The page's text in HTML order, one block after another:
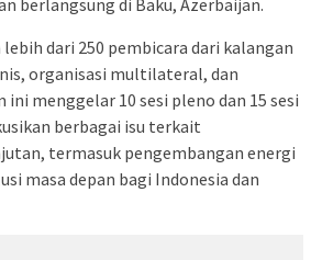
lebih dari 250 pembicara dari kalangan
organisasi multilateral, dan
menggelar 10 sesi pleno dan 15 sesi
berbagai isu terkait
termasuk pengembangan energi
masa depan bagi Indonesia dan